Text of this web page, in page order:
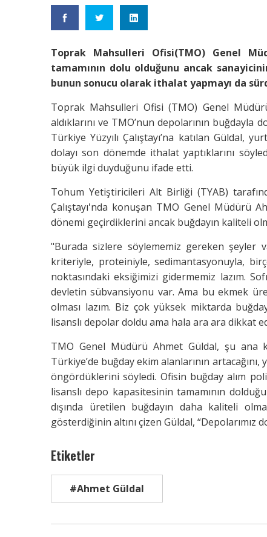
Toprak Mahsulleri Ofisi(TMO) Genel
tamamının dolu olduğunu ancak
bunun sonucu olarak ithalat yapmayı da
Toprak Mahsulleri Ofisi (TMO) Genel
aldıklarını ve TMO’nun depolarının
Türkiye Yüzyılı Çalıştayı’na katılan Güldal,
dolayı son dönemde ithalat yaptıklarını
büyük ilgi duyduğunu ifade etti.
Tohum Yetiştiricileri Alt Birliği (TYAB)
Çalıştayı'nda konuşan TMO Genel Müdürü
dönemi geçirdiklerini ancak buğdayın kaliteli
"Burada sizlere söylememiz gereken şeyler
kriteriyle, proteiniyle, sedimantasyonuyla,
noktasındaki eksiğimizi gidermemiz lazım.
devletin sübvansiyonu var. Ama bu ekmek
olması lazım. Biz çok yüksek miktarda
lisanslı depolar doldu ama hala ara ara dikkat
TMO Genel Müdürü Ahmet Güldal, şu ana
Türkiye’de buğday ekim alanlarının
öngördüklerini söyledi. Ofisin buğday alım
lisanslı depo kapasitesinin tamamının
dışında üretilen buğdayın daha kaliteli
gösterdiğinin altını çizen Güldal, “Depolarımız
Etiketler
#Ahmet Güldal